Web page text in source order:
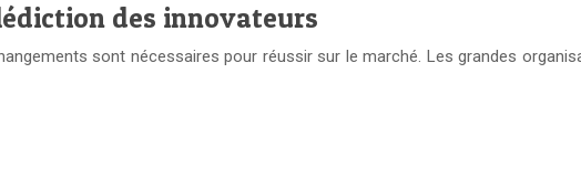
des innovateurs
sont nécessaires pour réussir sur le marché. Les grandes